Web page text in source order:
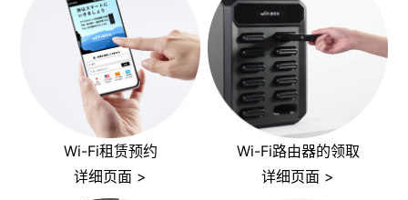
Wi-Fi租赁预约
详细页面 >
Wi-Fi路由器的领取
详细页面 >